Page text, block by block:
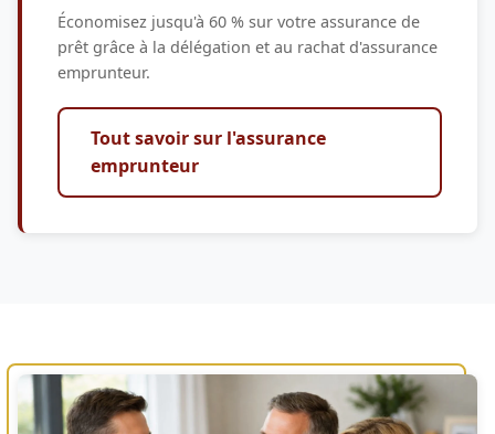
Économisez jusqu'à 60 % sur votre assurance de
prêt grâce à la délégation et au rachat d'assurance
emprunteur.
Tout savoir sur l'assurance
emprunteur